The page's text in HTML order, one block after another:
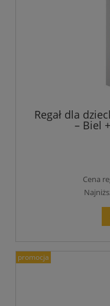
Regał dla
– Biel
Cena
promocja